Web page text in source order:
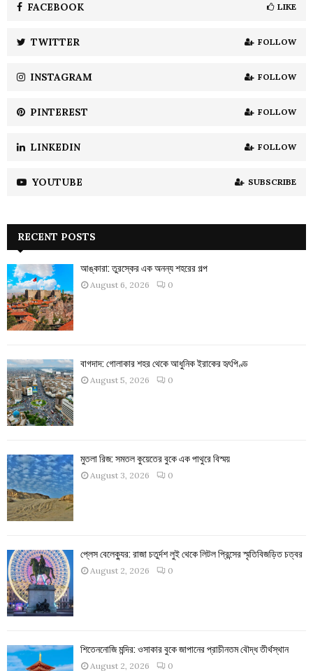
H
FACEBOOK LIKE
TWITTER FOLLOW
INSTAGRAM FOLLOW
PINTEREST FOLLOW
LINKEDIN FOLLOW
YOUTUBE SUBSCRIBE
RECENT POSTS
আঙ্কারা: তুরস্কের এক অনন্য শহরের গল্প
August 6, 2026 0
বাগদাদ: গোলাকার শহর থেকে আধুনিক ইরাকের হৃৎপিণ্ড
August 5, 2026 0
মুতলা রিজ: সমতল কুয়েতের বুকে এক পাথুরে বিস্ময়
August 3, 2026 0
প্লেস বেলেক্যুর: রাজা চতুর্দশ লুই থেকে লিটল প্রিন্সের স্মৃতিবিজড়িত চত্বর
August 2, 2026 0
শিতেননোজি মন্দির: ওসাকার বুকে জাপানের প্রাচীনতম বৌদ্ধ তীর্থস্থান
August 2, 2026 0